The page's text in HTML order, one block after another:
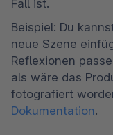
Fall ist.
Beispiel: Du
neue Szene
Reflexionen
als wäre das
Dokumentation.